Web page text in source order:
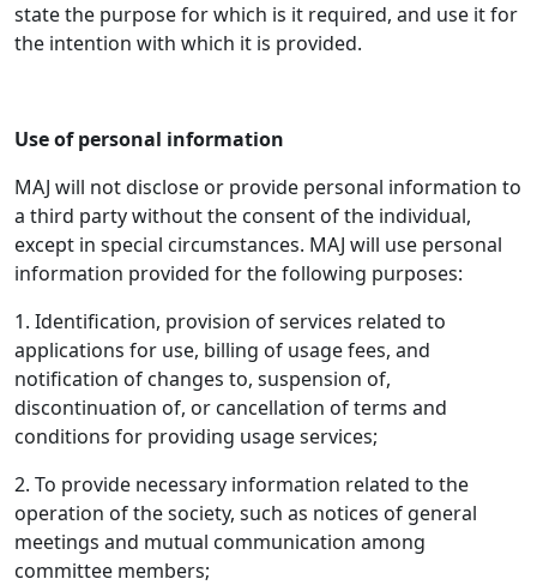
state the purpose for which is it required, and use it for
the intention with which it is provided.
Use of personal information
MAJ will not disclose or provide personal information to
a third party without the consent of the individual,
except in special circumstances. MAJ will use personal
information provided for the following purposes:
1. Identification, provision of services related to
applications for use, billing of usage fees, and
notification of changes to, suspension of,
discontinuation of, or cancellation of terms and
conditions for providing usage services;
2. To provide necessary information related to the
operation of the society, such as notices of general
meetings and mutual communication among
committee members;